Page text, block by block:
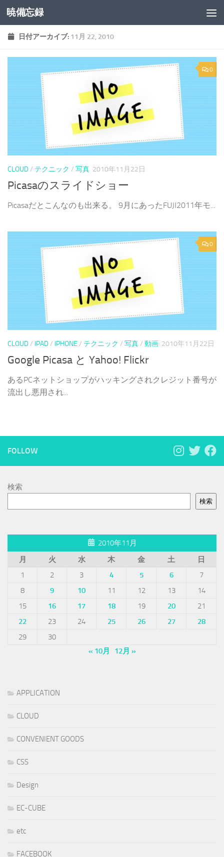
コンテンツへスキップ
暁備忘録
日付アーカイブ: 11月 22, 2010
0
CLOUD/ テクニック / 写真 2010年11月22日
Picasaのスライドショー
Picasaだとこんなのも出来る。 9月にあったFUJI2011年モ...
0
CLOUD/ IPAD/ IPHONE / テクニック / 写真/ 動画 2010年11月22日
Google Picasa と Yahoo! Flickr
あるPCネットショップがハッキングされクレジット番号が
流出し悪用され...
FOLLOW
検索
検索
2010年11月
月
火 水 木 金 土
日
1
2 3 4 5 6
7
8
9 10 11 12 13
14
15
16 17 18 19 20
21
22
23 24 25 26 27
28
29
30
« 10月
12月 »
APPLICATION
CLOUD
CONVENIENT GOODS
CSS
Design
EC-CUBE
etc
FACEBOOK